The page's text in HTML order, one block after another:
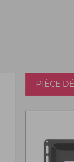
PIÈCE